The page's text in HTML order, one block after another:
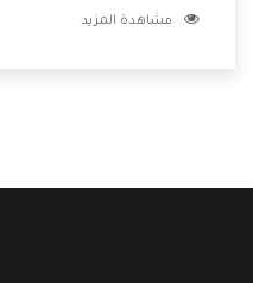
وتقدم للعملاء أقوى
مشاهدة المزيد